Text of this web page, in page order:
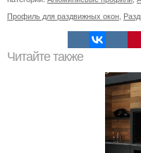
Профиль для раздвижных окон
Читайте также